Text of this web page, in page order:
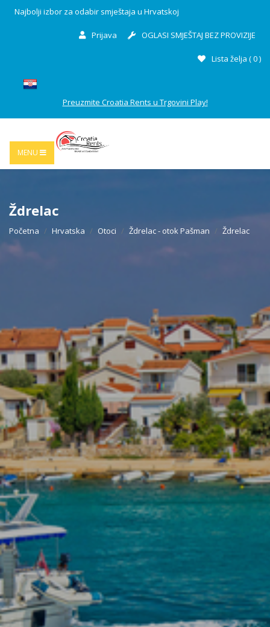
Najbolji izbor za odabir smještaja u Hrvatskoj
Prijava OGLASI SMJEŠTAJ BEZ PROVIZIJE
Lista želja (0)
Preuzmite Croatia Rents u Trgovini Play!
MENU
Ždrelac
Početna Hrvatska Otoci Ždrelac - otok Pašman Ždrelac